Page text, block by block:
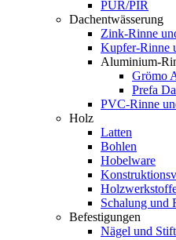
PUR/PIR
Dachentwässerung
Zink-Rinne
Kupfer-Rinne
Aluminium-
Grömo
Prefa
PVC-Rinne
Holz
Latten
Bohlen
Hobelware
Schalung und
Befestigungen
Nägel und